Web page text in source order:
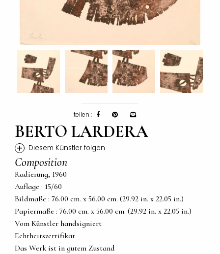
teilen :
BERTO LARDERA
+ Diesem Künstler folgen
Composition
Radierung, 1960
Auflage : 15/60
Bildmaße : 76.00 cm. x 56.00 cm. (29.92 in. x 22.05 in.)
Papiermaße : 76.00 cm. x 56.00 cm. (29.92 in. x 22.05 in.)
Vom Künstler handsigniert
Echtheitszertifikat
Das Werk ist in gutem Zustand